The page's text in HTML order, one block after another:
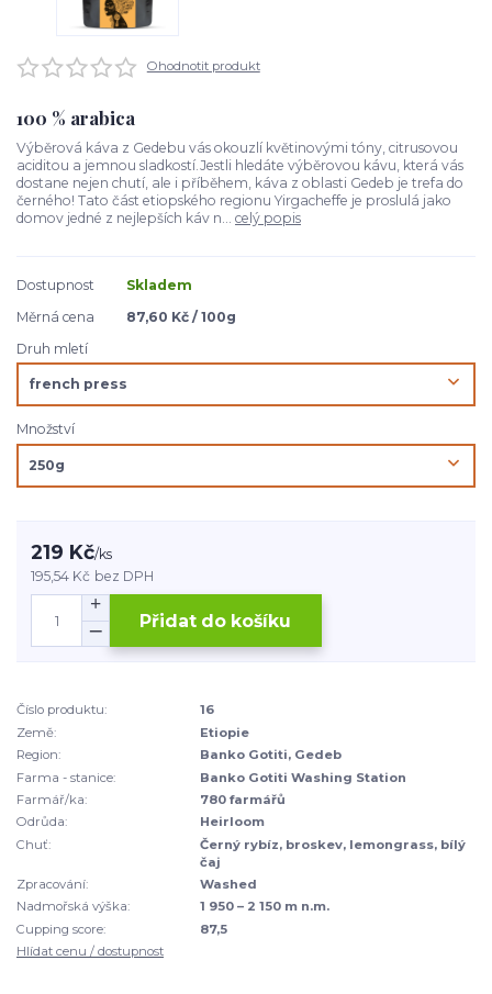
Ohodnotit produkt
100 % arabica
Výběrová káva z Gedebu vás okouzlí květinovými tóny, citrusovou
aciditou a jemnou sladkostí.Jestli hledáte výběrovou kávu, která vás
dostane nejen chutí, ale i příběhem, káva z oblasti Gedeb je trefa do
černého! Tato část etiopského regionu Yirgacheffe je proslulá jako
domov jedné z nejlepších káv n... celý popis
Dostupnost
Skladem
Měrná cena
87,60 Kč / 100g
Druh mletí
Množství
219 Kč/ks
195,54 Kč bez DPH
Přidat do košíku
Číslo produktu:
16
Země:
Etiopie
Region:
Banko Gotiti, Gedeb
Farma - stanice:
Banko Gotiti Washing Station
Farmář/ka:
780 farmářů
Odrůda:
Heirloom
Chuť:
Černý rybíz, broskev, lemongrass, bílý
čaj
Zpracování:
Washed
Nadmořská výška:
1 950 – 2 150 m n.m.
Cupping score:
87,5
Hlídat cenu / dostupnost